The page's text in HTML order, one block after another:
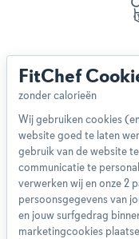
FitChef
Wij gebruiken cookies
website goed te laten
gebruik van de website
communicatie te
verwerken wij en onze 2
persoonsgegevens van
en jouw surfgedrag
marketingcookies